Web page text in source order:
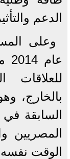
الدعم
وعلى
للعلاقات
بالخارج،
السابقة
المصريين
الوقت